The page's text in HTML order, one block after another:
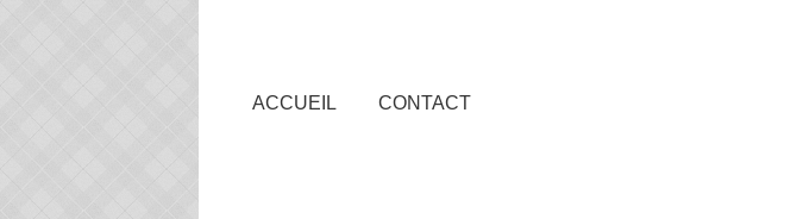
ACCUEIL CONTACT